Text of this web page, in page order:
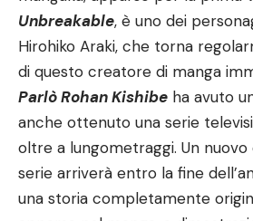
Unbreakable, è uno dei
Hirohiko Araki, che torna
di questo creatore di manga
Parlò Rohan Kishibe ha avuto
anche ottenuto una serie
oltre a lungometraggi. Un nuovo
serie arriverà entro la fine
una storia completamente